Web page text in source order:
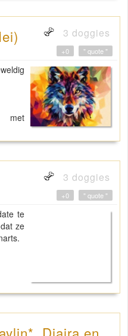
3 doggies
" quote "
+0
3 doggies
" quote "
+0
te
dat ze